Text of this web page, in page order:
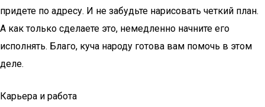
придете по адресу. И не забудьте нарисовать четкий план.
А как только сделаете это, немедленно начните его
исполнять. Благо, куча народу готова вам помочь в этом
деле.
Карьера и работа